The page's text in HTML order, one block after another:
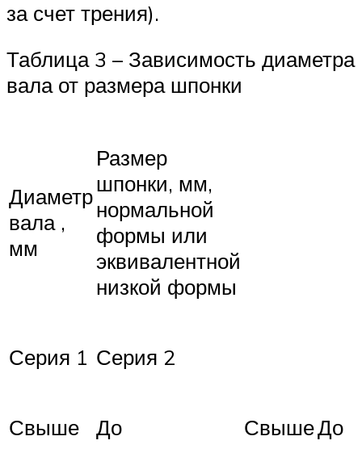
за счет трения).
Таблица 3 – Зависимость диаметра
вала от размера шпонки
Диаметр
вала ,
мм
Размер
шпонки, мм,
нормальной
формы или
эквивалентной
низкой формы
Серия 1 Серия 2
Свыше До СвышеДо